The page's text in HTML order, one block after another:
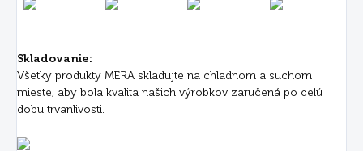
Skladovanie:
Všetky produkty MERA skladujte na chladnom a suchom
mieste, aby bola kvalita našich výrobkov zaručená po celú
dobu trvanlivosti.